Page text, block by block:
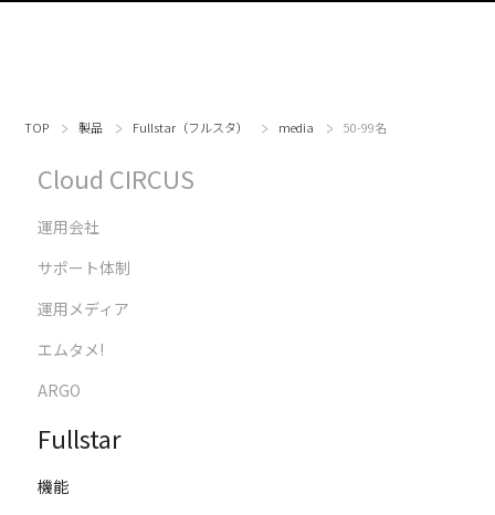
TOP 製品 Fullstar（フルスタ） media 50-99名
Cloud CIRCUS
運用会社
サポート体制
運用メディア
エムタメ!
ARGO
Fullstar
機能